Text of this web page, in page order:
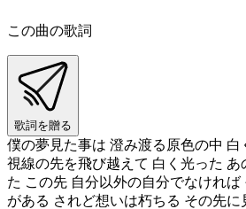
この曲の歌詞
歌詞を贈る
僕の夢見た事は 澄み渡る原色の中 白
視線の先を飛び越えて 白く光った
た この先 自分以外の自分でなけれ
がある されど想いは朽ちる その先に